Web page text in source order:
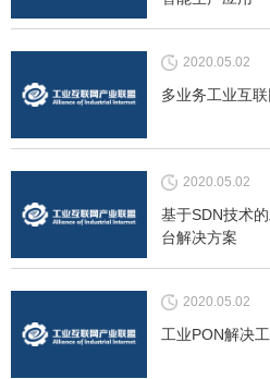
2020.05.02
多业务工业互
2020.05.02
基于SDN技术
台解决方案
2020.05.02
工业PON解决